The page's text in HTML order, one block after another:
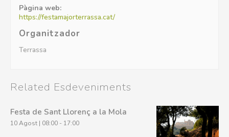
Pàgina web:
https://festamajorterrassa.cat/
Organitzador
Terrassa
Related Esdeveniments
Festa de Sant Llorenç a la Mola
10 Agost | 08:00 - 17:00